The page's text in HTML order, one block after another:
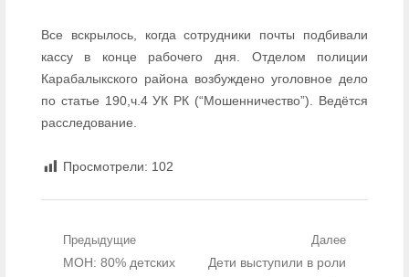
Все вскрылось, когда сотрудники почты подбивали
кассу в конце рабочего дня. Отделом полиции
Карабалыкского района возбуждено уголовное дело
по статье 190,ч.4 УК РК (“Мошенничество”). Ведётся
расследование.
Просмотрели: 102
Навигация по записям
Предыдущие
Предыдущий пост:
МОН: 80% детских
Далее
Следующий пост:
Дети выступили в роли